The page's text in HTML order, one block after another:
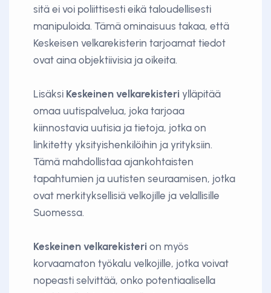
sitä ei voi poliittisesti eikä taloudellisesti
manipuloida. Tämä ominaisuus takaa, että
Keskeisen velkarekisterin tarjoamat tiedot
ovat aina objektiivisia ja oikeita.
Lisäksi Keskeinen velkarekisteri ylläpitää
omaa uutispalvelua, joka tarjoaa
kiinnostavia uutisia ja tietoja, jotka on
linkitetty yksityishenkilöihin ja yrityksiin.
Tämä mahdollistaa ajankohtaisten
tapahtumien ja uutisten seuraamisen, jotka
ovat merkityksellisiä velkojille ja velallisille
Suomessa.
Keskeinen velkarekisteri on myös
korvaamaton työkalu velkojille, jotka voivat
nopeasti selvittää, onko potentiaalisella